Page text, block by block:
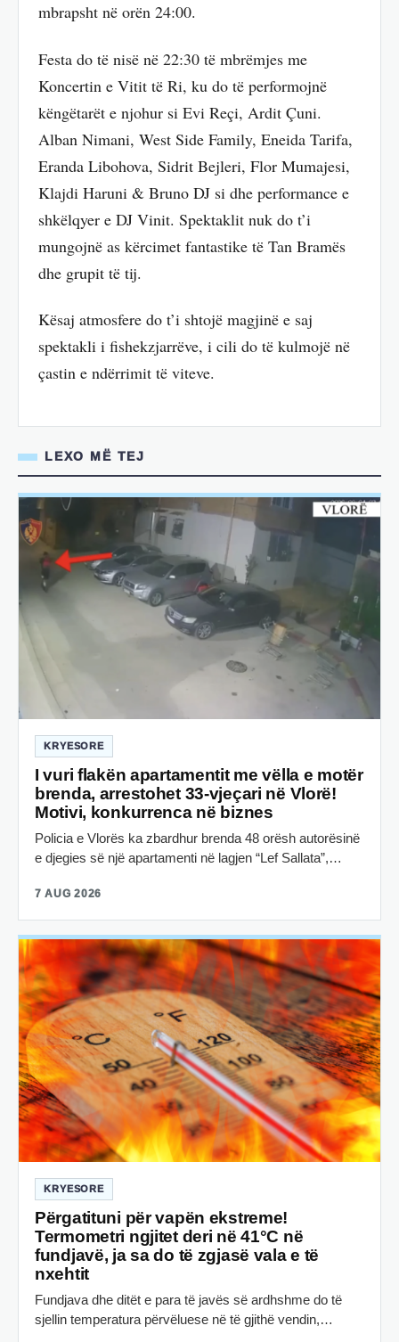
mbrapsht në orën 24:00.
Festa do të nisë në 22:30 të mbrëmjes me
Koncertin e Vitit të Ri, ku do të performojnë
këngëtarët e njohur si Evi Reçi, Ardit Çuni.
Alban Nimani, West Side Family, Eneida Tarifa,
Eranda Libohova, Sidrit Bejleri, Flor Mumajesi,
Klajdi Haruni & Bruno DJ si dhe performance e
shkëlqyer e DJ Vinit. Spektaklit nuk do t’i
mungojnë as kërcimet fantastike të Tan Bramës
dhe grupit të tij.
Kësaj atmosfere do t’i shtojë magjinë e saj
spektakli i fishekzjarrëve, i cili do të kulmojë në
çastin e ndërrimit të viteve.
LEXO MË TEJ
KRYESORE
I vuri flakën apartamentit me vëlla e motër
brenda, arrestohet 33-vjeçari në Vlorë!
Motivi, konkurrenca në biznes
Policia e Vlorës ka zbardhur brenda 48 orësh autorësinë
e djegies së një apartamenti në lagjen “Lef Sallata”,…
7 AUG 2026
KRYESORE
Përgatituni për vapën ekstreme!
Termometri ngjitet deri në 41°C në
fundjavë, ja sa do të zgjasë vala e të
nxehtit
Fundjava dhe ditët e para të javës së ardhshme do të
sjellin temperatura përvëluese në të gjithë vendin,…